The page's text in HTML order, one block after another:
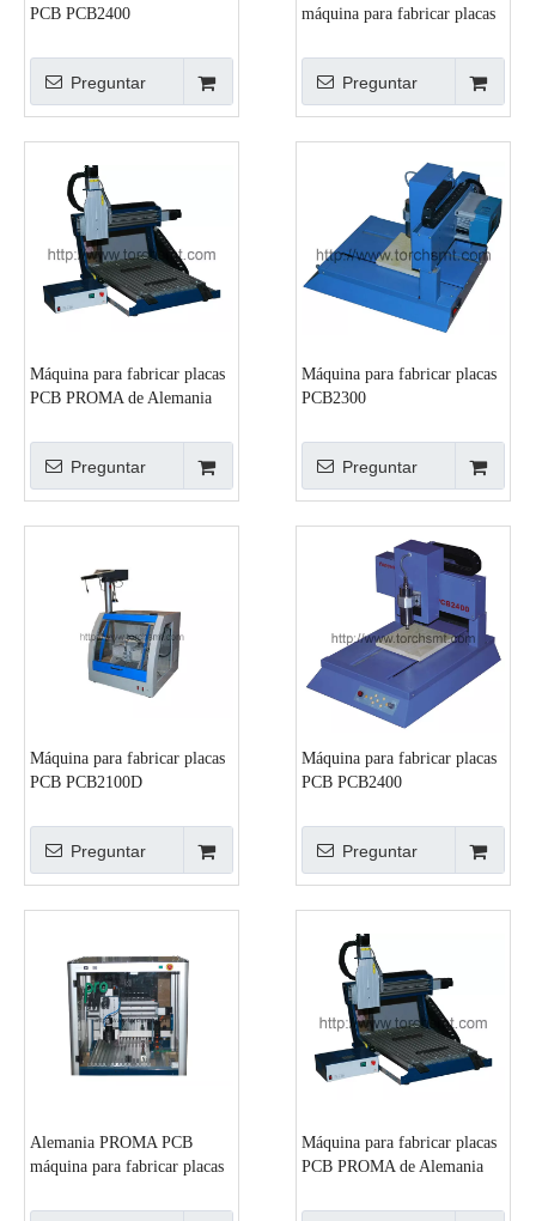
PCB PCB2400
Preguntar
máquina para fabricar placas
Preguntar
Máquina para fabricar placas
PCB PROMA de Alemania
Preguntar
Máquina para fabricar placas
PCB2300
Preguntar
Máquina para fabricar placas
PCB PCB2100D
Preguntar
Máquina para fabricar placas
PCB PCB2400
Preguntar
Alemania PROMA PCB
máquina para fabricar placas
Máquina para fabricar placas
PCB PROMA de Alemania